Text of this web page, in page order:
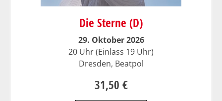
Die Sterne (D)
29. Oktober 2026
20 Uhr (Einlass 19 Uhr)
Dresden, Beatpol
31,50 €